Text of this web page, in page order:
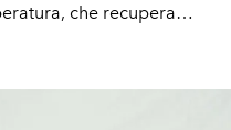
che recupera
Lucky Blue Smith,